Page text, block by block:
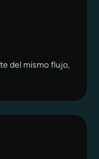
del mismo flujo,